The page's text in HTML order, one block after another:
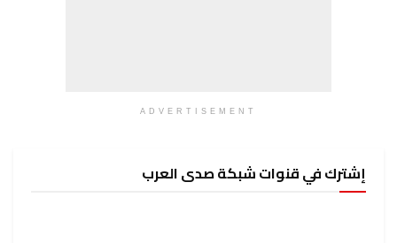
ADVERTISEMENT
إشترك في قنوات شبكة صدى العرب